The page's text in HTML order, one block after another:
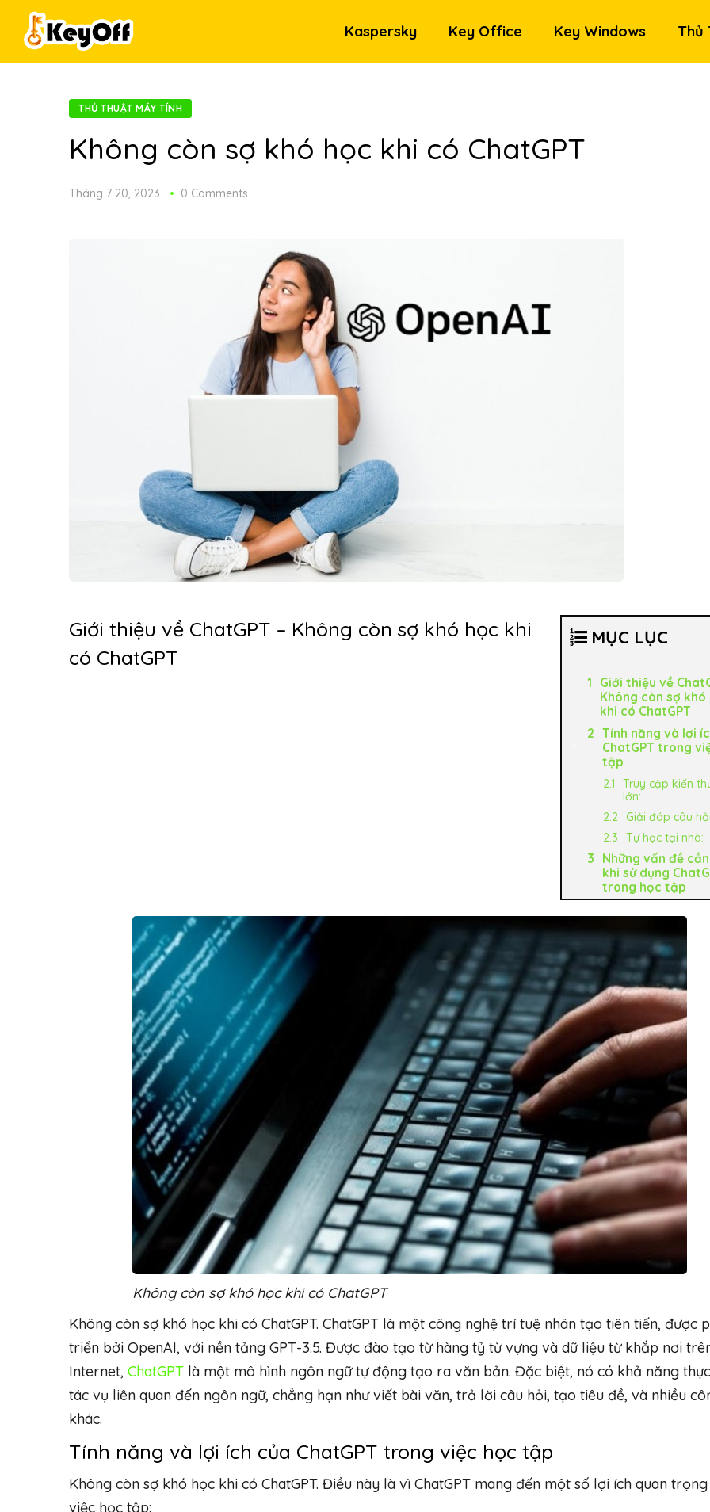
Kaspersky Key Office Key Windows Thủ
THỦ THUẬT MÁY TÍNH
Không còn sợ khó học khi có ChatGPT
Tháng 7 20, 2023 0 Comments
MỤC LỤC
Giới thiệu về
Không còn sợ khó
khi có ChatGPT
Tính năng và lợi
ChatGPT trong
tập
Truy cập kiến
lớn:
Giải đáp câu
Tự học tại nhà:
Những vấn đề
khi sử dụng
trong học tập
Giới thiệu về ChatGPT – Không còn sợ khó học khi
có ChatGPT
Không còn sợ khó học khi có ChatGPT
Không còn sợ khó học khi có ChatGPT. ChatGPT là một công nghệ trí tuệ nhân tạo tiên tiến, được
triển bởi OpenAI, với nền tảng GPT-3.5. Được đào tạo từ hàng tỷ từ vựng và dữ liệu từ khắp nơi
Internet, ChatGPT là một mô hình ngôn ngữ tự động tạo ra văn bản. Đặc biệt, nó có khả năng
tác vụ liên quan đến ngôn ngữ, chẳng hạn như viết bài văn, trả lời câu hỏi, tạo tiêu đề, và nhiều
khác.
Tính năng và lợi ích của ChatGPT trong việc học tập
Không còn sợ khó học khi có ChatGPT. Điều này là vì ChatGPT mang đến một số lợi ích quan
việc học tập: